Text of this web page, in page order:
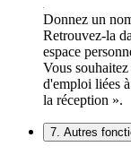
Donnez un
Retrouvez-la
espace
Vous
d'emploi liées
la réception ».
7. Autres